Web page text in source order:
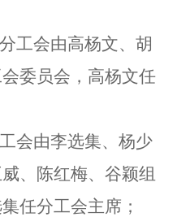
工会由高杨文、胡
委员会，高杨文任
会由李选集、杨少
、陈红梅、谷颖组
任分工会主席；